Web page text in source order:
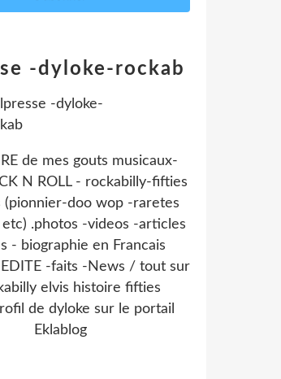
-dyloke-rockab
de mes gouts musicaux-
N ROLL - rockabilly-fifties
(pionnier-doo wop -raretes
.photos -videos -articles
- biographie en Francais
-faits -News / tout sur
elvis histoire fifties
de dyloke sur le portail
Eklablog